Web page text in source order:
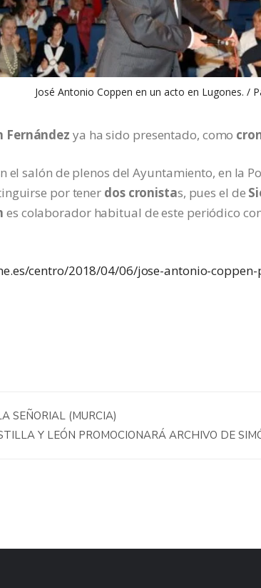
José Antonio Coppen en un acto en Lugones. /
Fernández ya ha sido presentado, como
el salón de plenos del Ayuntamiento, en la
por tener dos cronistas, pues el de
es colaborador habitual de este periódico
centro/2018/04/06/jose-antonio-
SEÑORIAL (MURCIA)
Y LEÓN PROMOCIONARÁ ARCHIVO DE